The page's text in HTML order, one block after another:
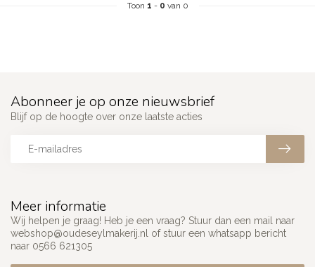
Toon 1 - 0 van 0
Meer informatie
Wij helpen je graag! Heb je een vraag? Stuur dan een mail naar
webshop@oudeseylmakerij.nl
of stuur een whatsapp bericht
naar 0566 621305
Abonneer je op onze nieuwsbrief
Blijf op de hoogte over onze laatste acties